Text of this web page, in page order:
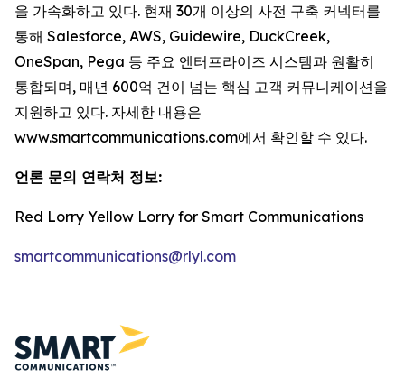
을 가속화하고 있다. 현재 30개 이상의 사전 구축 커넥터를
통해 Salesforce, AWS, Guidewire, DuckCreek,
OneSpan, Pega 등 주요 엔터프라이즈 시스템과 원활히
통합되며, 매년 600억 건이 넘는 핵심 고객 커뮤니케이션을
지원하고 있다. 자세한 내용은
www.smartcommunications.com에서 확인할 수 있다.
언론 문의 연락처 정보:
Red Lorry Yellow Lorry for Smart Communications
smartcommunications@rlyl.com